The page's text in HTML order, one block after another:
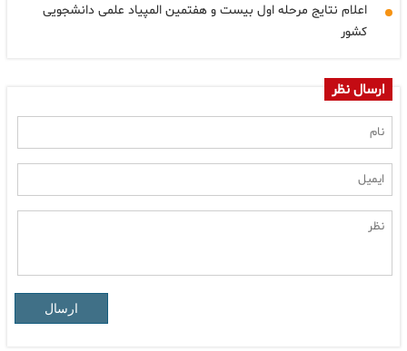
اعلام نتایج مرحله اول بیست و هفتمین المپیاد علمی دانشجویی
کشور
ارسال نظر
ارسال